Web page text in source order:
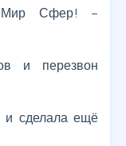
Сфер! –
и перезвон
сделала ещё